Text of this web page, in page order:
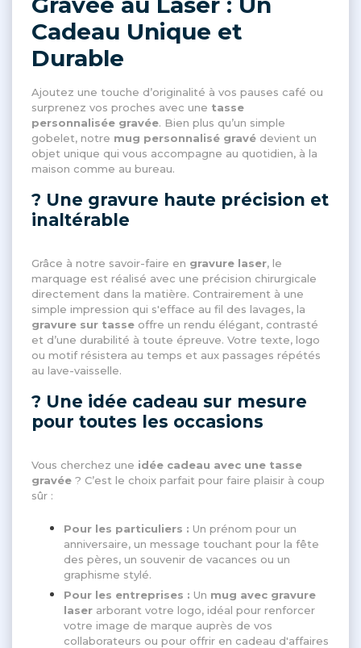
Cadeau Unique et
Durable
Ajoutez une touche d’originalité à vos pauses café ou
surprenez vos proches avec une tasse
personnalisée gravée. Bien plus qu’un simple
gobelet, notre mug personnalisé gravé devient un
objet unique qui vous accompagne au quotidien, à la
maison comme au bureau.
? Une gravure haute précision et
inaltérable
Grâce à notre savoir-faire en gravure laser, le
marquage est réalisé avec une précision chirurgicale
directement dans la matière. Contrairement à une
simple impression qui s'efface au fil des lavages, la
gravure sur tasse offre un rendu élégant, contrasté
et d’une durabilité à toute épreuve. Votre texte, logo
ou motif résistera au temps et aux passages répétés
au lave-vaisselle.
? Une idée cadeau sur mesure
pour toutes les occasions
Vous cherchez une idée cadeau avec une tasse
gravée ? C’est le choix parfait pour faire plaisir à coup
sûr :
Pour les particuliers : Un prénom pour un
anniversaire, un message touchant pour la fête
des pères, un souvenir de vacances ou un
graphisme stylé.
Pour les entreprises : Un mug avec gravure
laser arborant votre logo, idéal pour renforcer
votre image de marque auprès de vos
collaborateurs ou pour offrir en cadeau d'affaires